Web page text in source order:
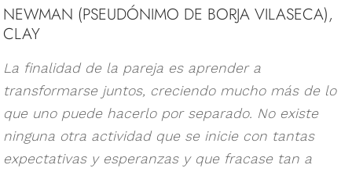
NEWMAN (PSEUDÓNIMO DE BORJA VILASECA),
CLAY
La finalidad de la pareja es aprender a
transformarse juntos, creciendo mucho más de lo
que uno puede hacerlo por separado. No existe
ninguna otra actividad que se inicie con tantas
expectativas y esperanzas y que fracase tan a